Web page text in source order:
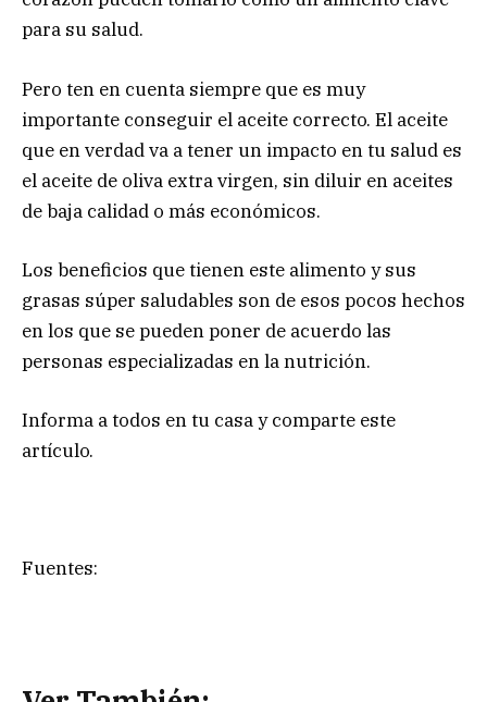
para su salud.
Pero ten en cuenta siempre que es muy
importante conseguir el aceite correcto. El aceite
que en verdad va a tener un impacto en tu salud es
el aceite de oliva extra virgen, sin diluir en aceites
de baja calidad o más económicos.
Los beneficios que tienen este alimento y sus
grasas súper saludables son de esos pocos hechos
en los que se pueden poner de acuerdo las
personas especializadas en la nutrición.
Informa a todos en tu casa y comparte este
artículo.
Fuentes: